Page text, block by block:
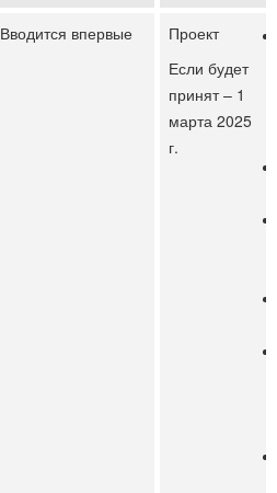
Вводится впервые
Проект
Если будет
принят – 1
марта 2025
г.